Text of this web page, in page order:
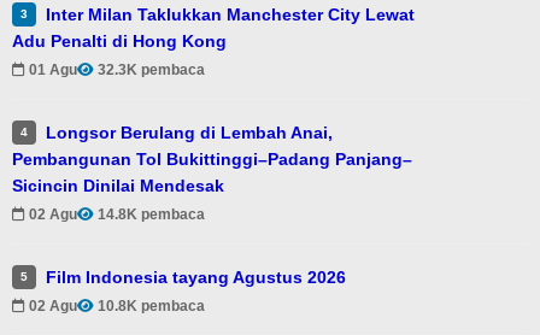
3
Inter Milan Taklukkan Manchester City Lewat
Adu Penalti di Hong Kong
01 Agu 32.3K pembaca
4
Longsor Berulang di Lembah Anai,
Pembangunan Tol Bukittinggi–Padang Panjang–
Sicincin Dinilai Mendesak
02 Agu 14.8K pembaca
5 Film Indonesia tayang Agustus 2026
02 Agu 10.8K pembaca